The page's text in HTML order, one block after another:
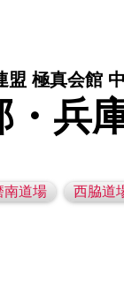
盟 極真会館
・兵
南道場 西脇道